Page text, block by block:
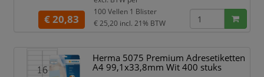
productlabeling, magazijnbeheer,
archivering, administratie en
kantoororganisatie. Dankzij het grote
verzendetiketten, productlabels,
informatielabels, dossierlabels en
€ 20,83
100 Vellen 1 Blister
€ 25,20 incl. 21% BTW
Herma 5075 Premium Adresetiketten
A4 99,1x33,8mm Wit 400 stuks